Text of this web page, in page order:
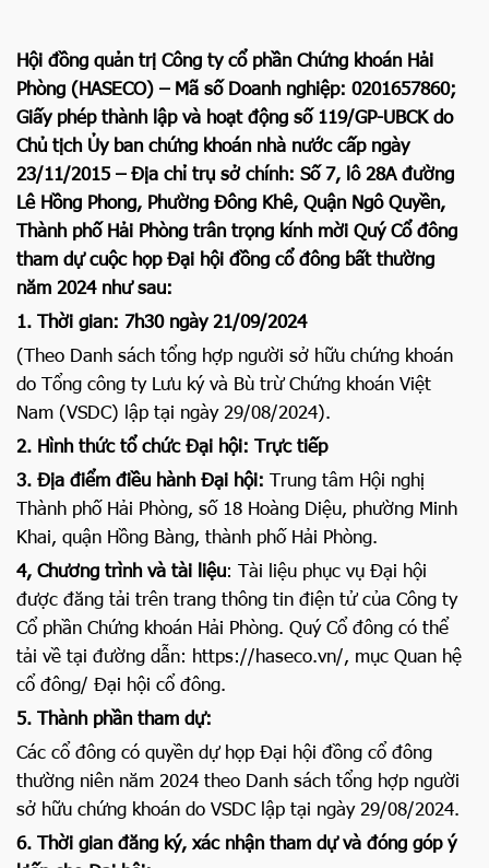
Hội đồng quản trị Công ty cổ phần Chứng khoán Hải
Phòng (HASECO) – Mã số Doanh nghiệp: 0201657860;
Giấy phép thành lập và hoạt động số 119/GP-UBCK do
Chủ tịch Ủy ban chứng khoán nhà nước cấp ngày
23/11/2015 – Địa chỉ trụ sở chính: Số 7, lô 28A đường
Lê Hồng Phong, Phường Đông Khê, Quận Ngô Quyền,
Thành phố Hải Phòng trân trọng kính mời Quý Cổ đông
tham dự cuộc họp Đại hội đồng cổ đông bất thường
năm 2024 như sau:
1. Thời gian: 7h30 ngày 21/09/2024
(Theo Danh sách tổng hợp người sở hữu chứng khoán
do Tổng công ty Lưu ký và Bù trừ Chứng khoán Việt
Nam (VSDC) lập tại ngày 29/08/2024).
2. Hình thức tổ chức Đại hội: Trực tiếp
3. Địa điểm điều hành Đại hội: Trung tâm Hội nghị
Thành phố Hải Phòng, số 18 Hoàng Diệu, phường Minh
Khai, quận Hồng Bàng, thành phố Hải Phòng.
4, Chương trình và tài liệu: Tài liệu phục vụ Đại hội
được đăng tải trên trang thông tin điện tử của Công ty
Cổ phần Chứng khoán Hải Phòng. Quý Cổ đông có thể
tải về tại đường dẫn: https://haseco.vn/, mục Quan hệ
cổ đông/ Đại hội cổ đông.
5. Thành phần tham dự:
Các cổ đông có quyền dự họp Đại hội đồng cổ đông
thường niên năm 2024 theo Danh sách tổng hợp người
sở hữu chứng khoán do VSDC lập tại ngày 29/08/2024.
6. Thời gian đăng ký, xác nhận tham dự và đóng góp ý